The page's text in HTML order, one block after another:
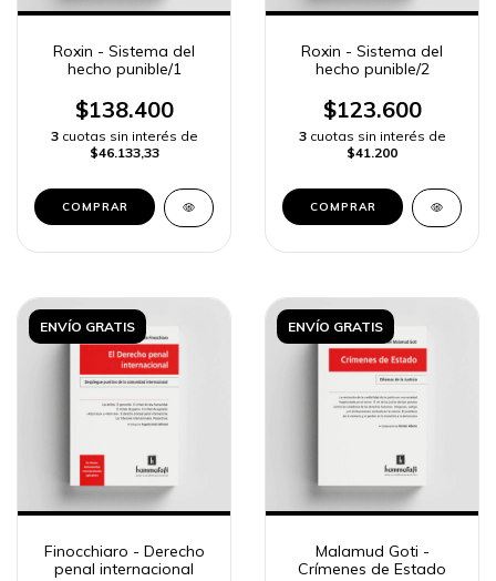
Roxin - Sistema del
hecho punible/1
$138.400
3 cuotas sin interés de
$46.133,33
COMPRAR
Roxin - Sistema del
hecho punible/2
$123.600
3 cuotas sin interés de
$41.200
COMPRAR
ENVÍO GRATIS
Finocchiaro - Derecho
penal internacional
ENVÍO GRATIS
Malamud Goti -
Crímenes de Estado